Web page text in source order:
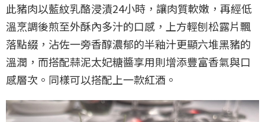
此豬肉以藍紋乳酪浸漬24小時，讓肉質軟嫩，再經低
溫烹調後煎至外酥內多汁的口感，上方輕刨松露片飄
落點綴，沾佐一旁香醇濃郁的半釉汁更顯六堆黑豬的
溫潤，而搭配蒜泥太妃糖醬享用則增添豐富香氣與口
感層次。同樣可以搭配上一款紅酒。